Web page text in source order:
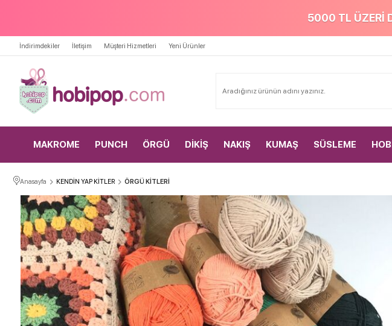
5000 TL ÜZERİ
İndirimdekiler İletişim Müşteri Hizmetleri Yeni Ürünler
MAKROME PUNCH ÖRGÜ DİKİŞ NAKIŞ KUMAŞ SÜSLEME
Anasayfa KENDİN YAP KİTLER ÖRGÜ KİTLERİ